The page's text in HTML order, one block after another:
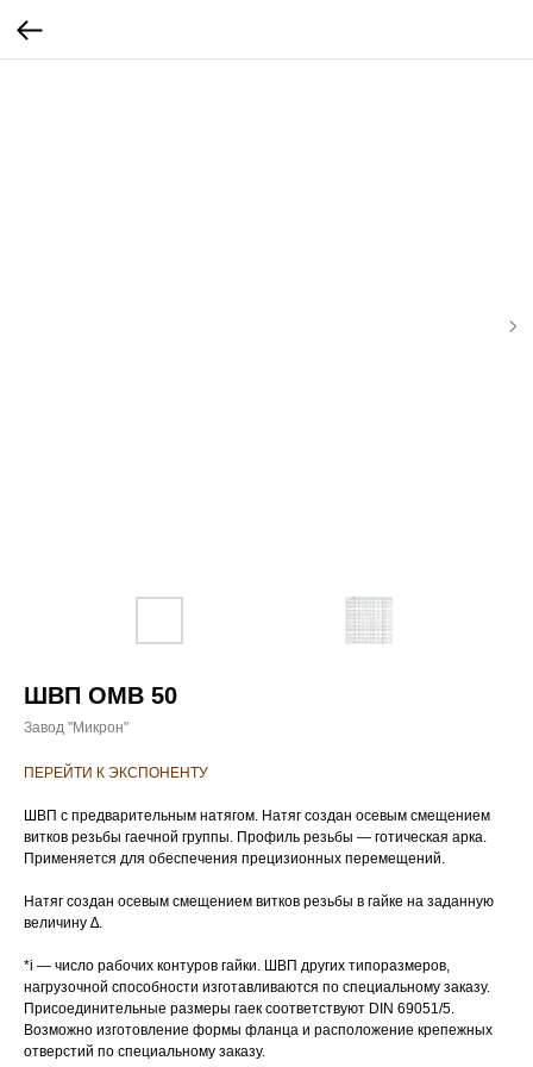
ШВП OMB 50
Завод "Микрон"
ПЕРЕЙТИ К ЭКСПОНЕНТУ
ШВП с предварительным натягом. Натяг создан осевым смещением
витков резьбы гаечной группы. Профиль резьбы — готическая арка.
Применяется для обеспечения прецизионных перемещений.
Натяг создан осевым смещением витков резьбы в гайке на заданную
величину ∆.
*i — число рабочих контуров гайки. ШВП других типоразмеров,
нагрузочной способности изготавливаются по специальному заказу.
Присоединительные размеры гаек соответствуют DIN 69051/5.
Возможно изготовление формы фланца и расположение крепежных
отверстий по специальному заказу.